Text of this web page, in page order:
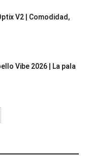
V2 | Comodidad,
Vibe 2026 | La pala